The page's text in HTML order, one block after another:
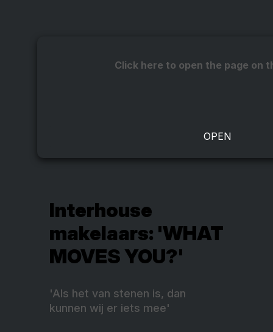
Click here to open the page on
Interhouse
makelaars: 'WHAT
MOVES YOU?'
'Als het van stenen is, dan
kunnen wij er iets mee'